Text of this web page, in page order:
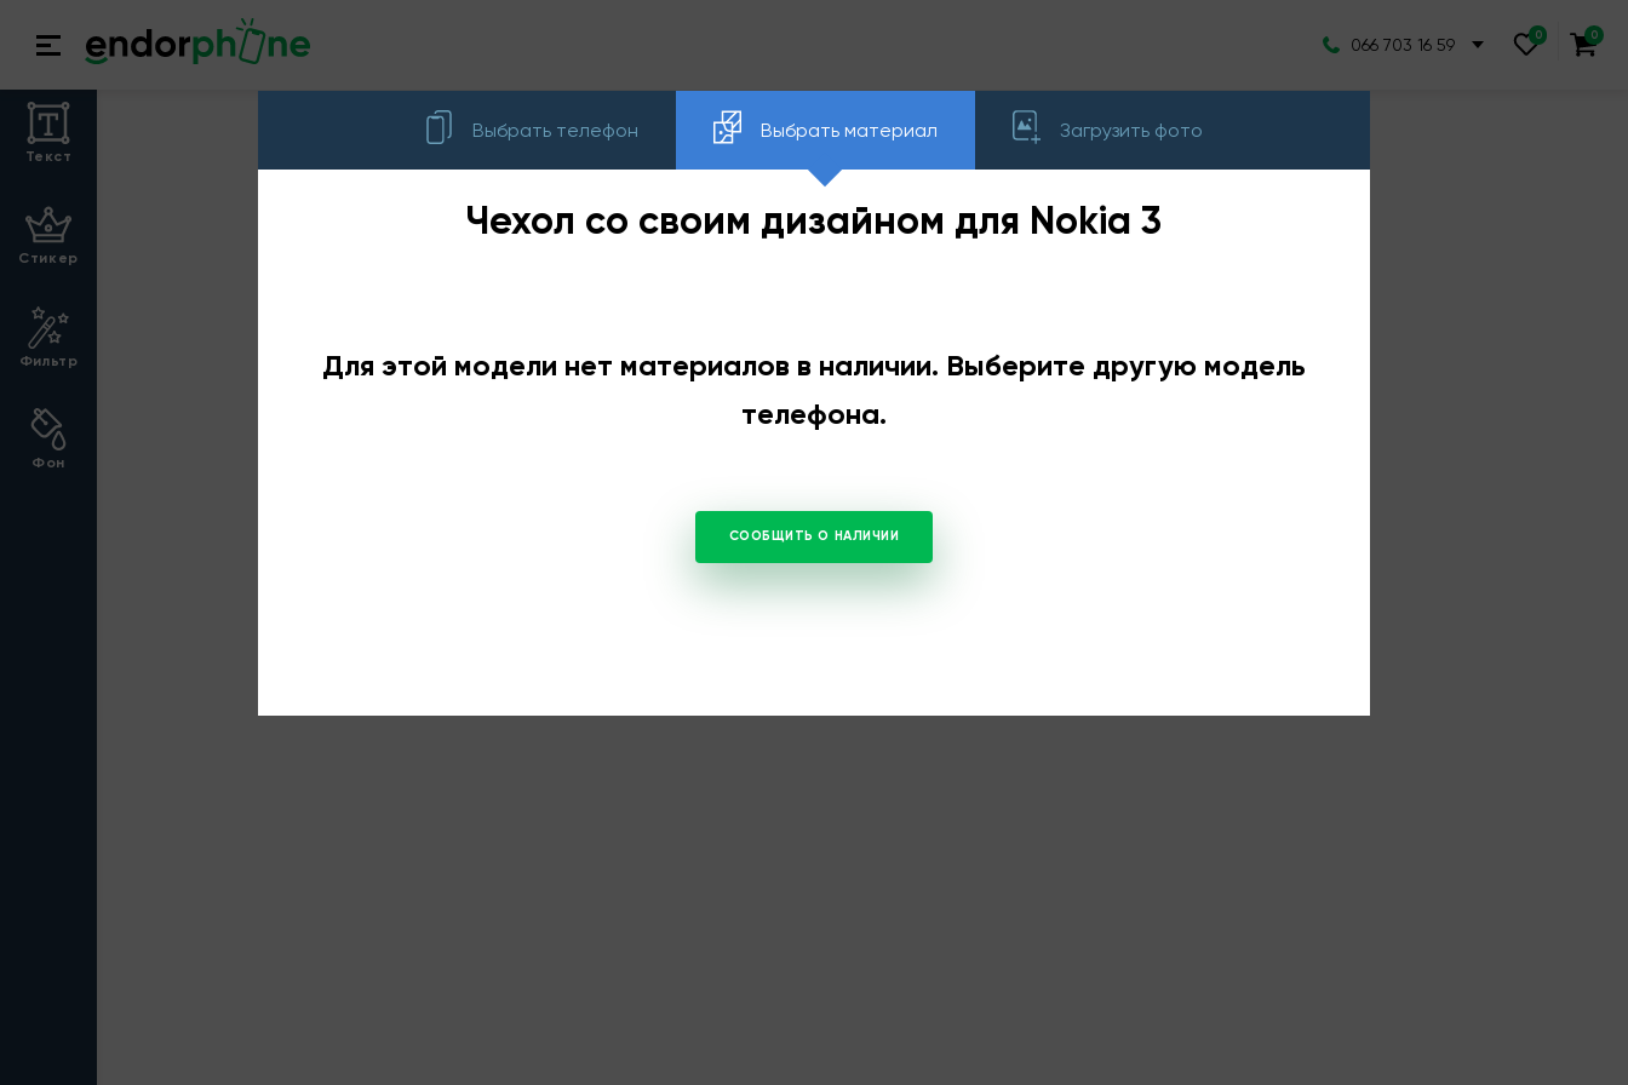
Выбрать телефон Выбрать материал Загрузить фото
Чехол со своим дизайном для Nokia 3
Для этой модели нет материалов в наличии. Выберите другую модель
телефона.
СООБЩИТЬ О НАЛИЧИИ
066 703 16 59
Текст
Стикер
Фильтр
Фон